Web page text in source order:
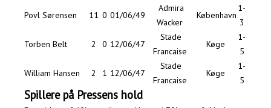
Povl Sørensen
11 0 01/06/49
Admira
Wacker
København
1-
3
Torben Belt
2 0 12/06/47
Stade
Francaise
Køge
1-
5
William Hansen
2 1 12/06/47
Stade
Francaise
Køge
1-
5
Spillere på Pressens hold